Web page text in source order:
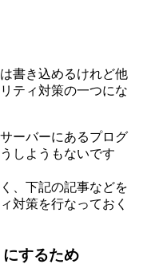
書き込めるけれど他
ティ対策の一つにな
ーバーにあるプログ
しようもないです
、下記の記事などを
対策を行なっておく
するため